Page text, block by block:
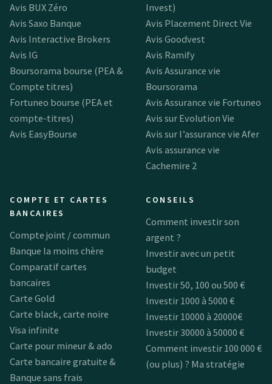
Avis BUX Zéro
Avis Saxo Banque
Avis Interactive Brokers
Avis IG
Boursorama bourse (PEA &
Compte titres)
Fortuneo bourse (PEA et
compte-titres)
Avis EasyBourse
Invest)
Avis Placement Direct Vie
Avis Goodvest
Avis Ramify
Avis Assurance vie
Boursorama
Avis Assurance vie Fortuneo
Avis sur Evolution Vie
Avis sur l’assurance vie Afer
Avis assurance vie
Cachemire 2
COMPTE ET CARTES
BANCAIRES
Compte joint / commun
Banque la moins chère
Comparatif cartes
bancaires
Carte Gold
Carte black, carte noire
Visa infinite
Carte pour mineur & ado
Carte bancaire gratuite &
Banque sans frais
CONSEILS
Comment investir son
argent ?
Investir avec un petit
budget
Investir 50, 100 ou 500 €
Investir 1000 à 5000 €
Investir 10000 à 20000€
Investir 30000 à 50000 €
Comment investir 100 000 €
(ou plus) ? Ma stratégie